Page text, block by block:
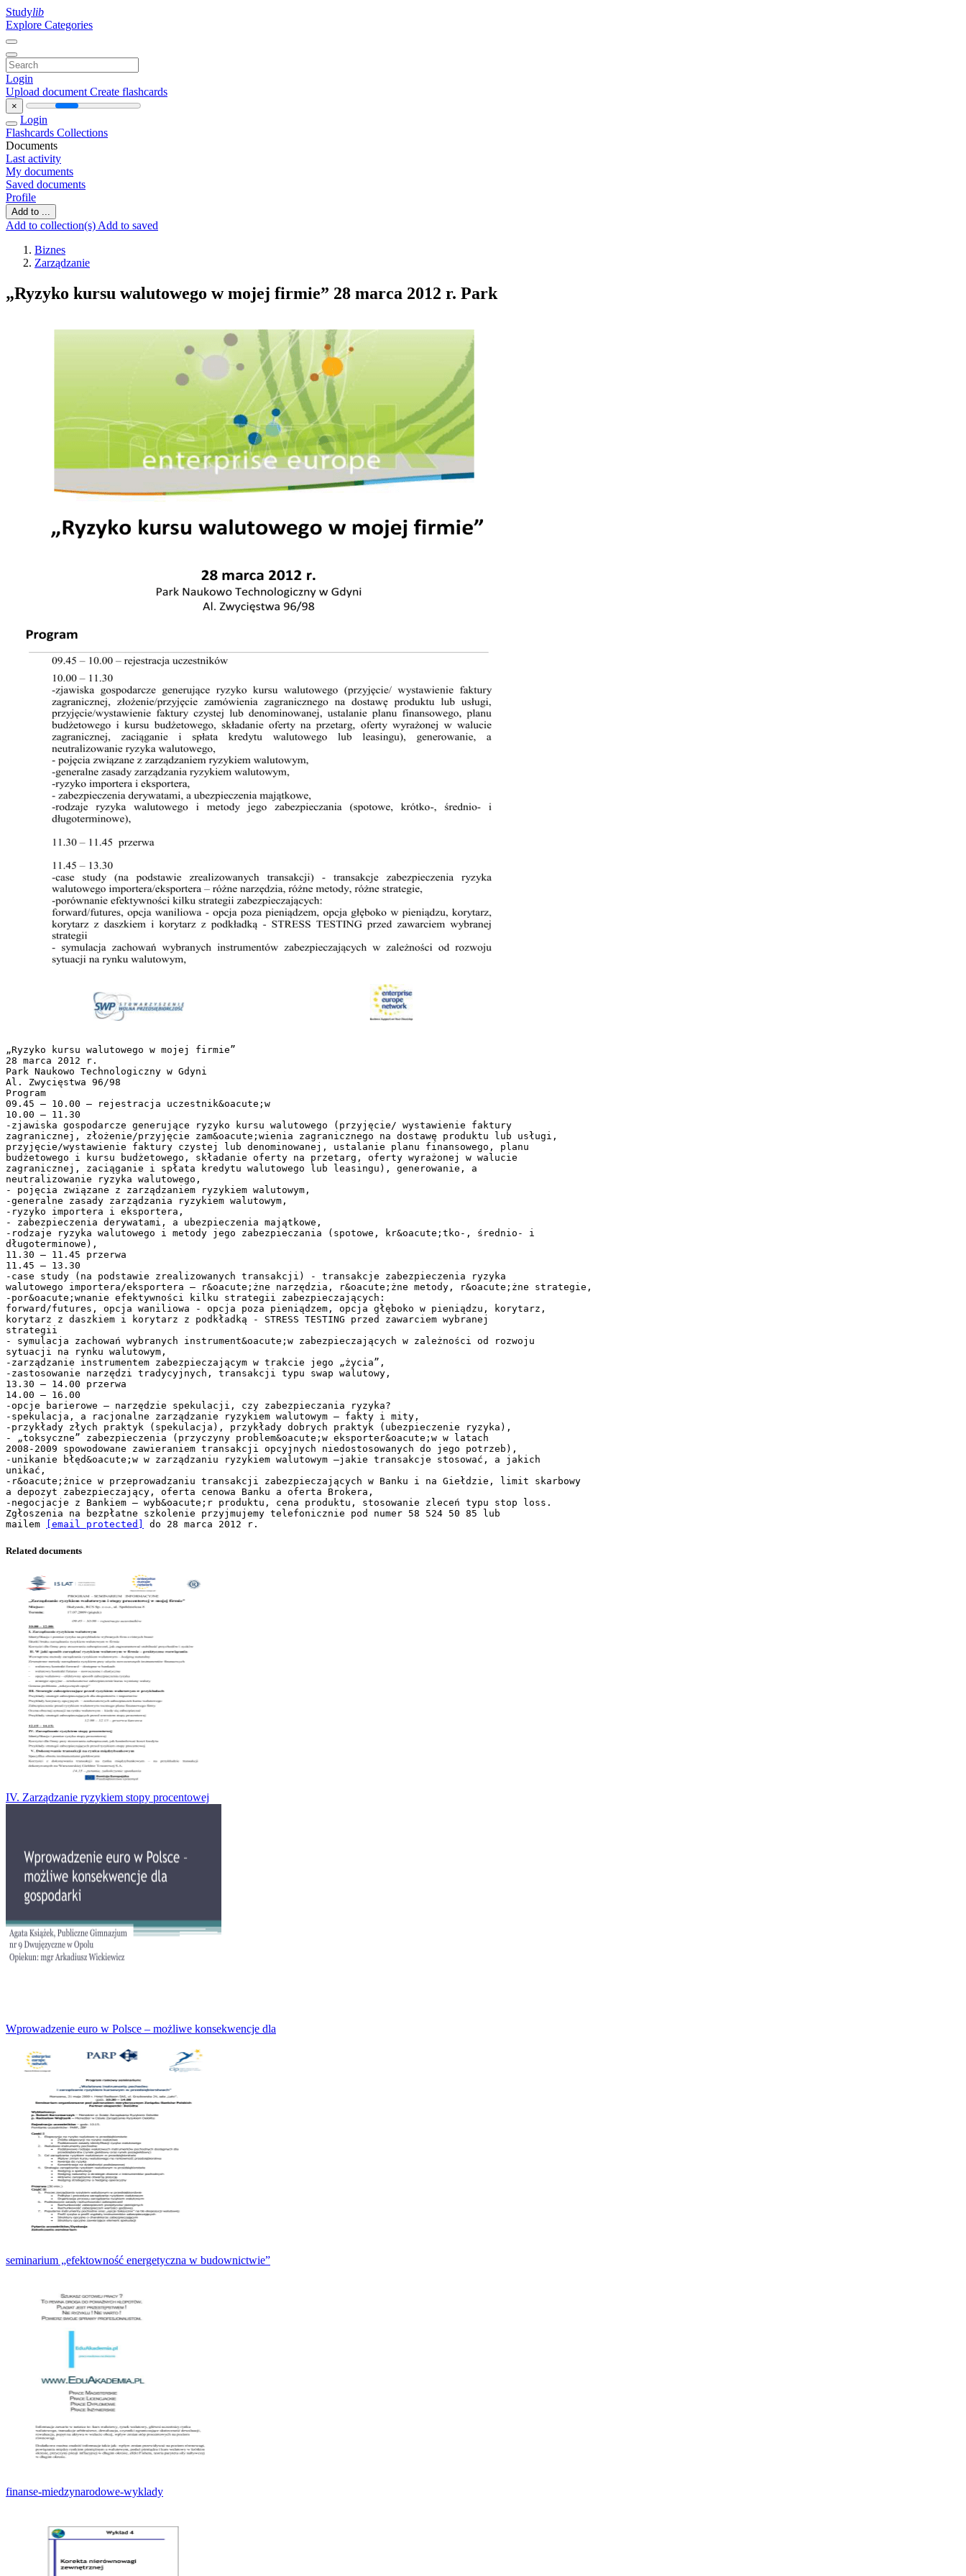
Studylib
Explore Categories
Login
Upload document Create flashcards
×
Login
Flashcards Collections
Documents
Last activity
My documents
Saved documents
Profile
Add to ...
Add to collection(s) Add to saved
Biznes
Zarządzanie
„Ryzyko kursu walutowego w mojej firmie” 28 marca 2012 r. Park
„Ryzyko kursu walutowego w mojej firmie”
28 marca 2012 r.
Park Naukowo Technologiczny w Gdyni
Al. Zwycięstwa 96/98
Program
09.45 – 10.00 – rejestracja uczestnik&oacute;w
10.00 – 11.30
-zjawiska gospodarcze generujące ryzyko kursu walutowego (przyjęcie/ wystawienie faktury
zagranicznej, złożenie/przyjęcie zam&oacute;wienia zagranicznego na dostawę produktu lub usługi,
przyjęcie/wystawienie faktury czystej lub denominowanej, ustalanie planu finansowego, planu
budżetowego i kursu budżetowego, składanie oferty na przetarg, oferty wyrażonej w walucie
zagranicznej, zaciąganie i spłata kredytu walutowego lub leasingu), generowanie, a
neutralizowanie ryzyka walutowego,
- pojęcia związane z zarządzaniem ryzykiem walutowym,
-generalne zasady zarządzania ryzykiem walutowym,
-ryzyko importera i eksportera,
- zabezpieczenia derywatami, a ubezpieczenia majątkowe,
-rodzaje ryzyka walutowego i metody jego zabezpieczania (spotowe, kr&oacute;tko-, średnio- i
długoterminowe),
11.30 – 11.45 przerwa
11.45 – 13.30
-case study (na podstawie zrealizowanych transakcji) - transakcje zabezpieczenia ryzyka
walutowego importera/eksportera – r&oacute;żne narzędzia, r&oacute;żne metody, r&oacute;żne strategie,
-por&oacute;wnanie efektywności kilku strategii zabezpieczających:
forward/futures, opcja waniliowa - opcja poza pieniądzem, opcja głęboko w pieniądzu, korytarz,
korytarz z daszkiem i korytarz z podkładką - STRESS TESTING przed zawarciem wybranej
strategii
- symulacja zachowań wybranych instrument&oacute;w zabezpieczających w zależności od rozwoju
sytuacji na rynku walutowym,
-zarządzanie instrumentem zabezpieczającym w trakcie jego „życia”,
-zastosowanie narzędzi tradycyjnych, transakcji typu swap walutowy,
13.30 – 14.00 przerwa
14.00 – 16.00
-opcje barierowe – narzędzie spekulacji, czy zabezpieczania ryzyka?
-spekulacja, a racjonalne zarządzanie ryzykiem walutowym – fakty i mity,
-przykłady złych praktyk (spekulacja), przykłady dobrych praktyk (ubezpieczenie ryzyka),
- „toksyczne” zabezpieczenia (przyczyny problem&oacute;w eksporter&oacute;w w latach
2008-2009 spowodowane zawieraniem transakcji opcyjnych niedostosowanych do jego potrzeb),
-unikanie błęd&oacute;w w zarządzaniu ryzykiem walutowym –jakie transakcje stosować, a jakich
unikać,
-r&oacute;żnice w przeprowadzaniu transakcji zabezpieczających w Banku i na Giełdzie, limit skarbowy
a depozyt zabezpieczający, oferta cenowa Banku a oferta Brokera,
-negocjacje z Bankiem – wyb&oacute;r produktu, cena produktu, stosowanie zleceń typu stop loss.
Zgłoszenia na bezpłatne szkolenie przyjmujemy telefonicznie pod numer 58 524 50 85 lub
mailem
[email protected]
Related documents
IV. Zarządzanie ryzykiem stopy procentowej
Wprowadzenie euro w Polsce – możliwe konsekwencje dla
seminarium „efektowność energetyczna w budownictwie”
finanse-miedzynarodowe-wyklady